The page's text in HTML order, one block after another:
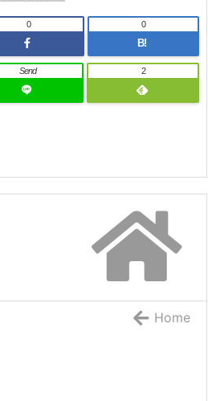
0
B!
0
Send 2
Home